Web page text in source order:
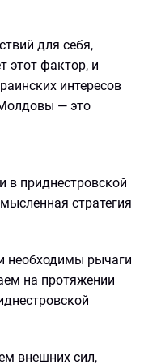
для себя,
этот фактор, и
интересов
— это
в приднестровской
стратегия
необходимы рычаги
на протяжении
внешних сил,